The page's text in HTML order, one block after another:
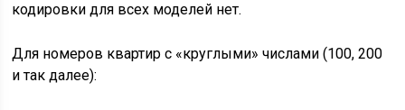
кодировки для всех моделей нет.
Для номеров квартир с «круглыми» числами (100, 200
и так далее):